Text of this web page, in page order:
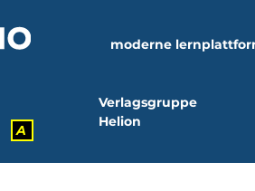
moderne
A
Verlagsgruppe
Helion